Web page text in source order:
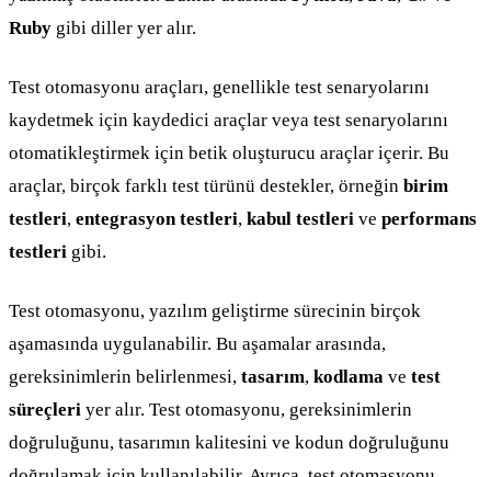
Ruby gibi diller yer alır.
Test otomasyonu araçları, genellikle test senaryolarını
kaydetmek için kaydedici araçlar veya test senaryolarını
otomatikleştirmek için betik oluşturucu araçlar içerir. Bu
araçlar, birçok farklı test türünü destekler, örneğin birim
testleri, entegrasyon testleri, kabul testleri ve performans
testleri gibi.
Test otomasyonu, yazılım geliştirme sürecinin birçok
aşamasında uygulanabilir. Bu aşamalar arasında,
gereksinimlerin belirlenmesi, tasarım, kodlama ve test
süreçleri yer alır. Test otomasyonu, gereksinimlerin
doğruluğunu, tasarımın kalitesini ve kodun doğruluğunu